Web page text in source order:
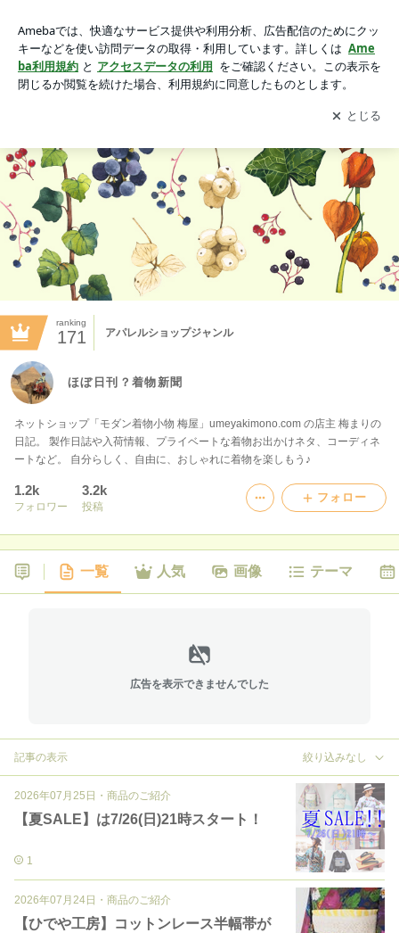
アプリをダウンロードして ブログの更新通知
を受け取りまし
ょう。
開く
ranking
171 アパレルショップジャンル
ほぼ日刊？着物新聞
ネットショップ「モダン着物小物 梅屋」umeyakimono.com の店主 梅まりの
日記。 製作日誌や入荷情報、プライベートな着物お出かけネタ、コーディネ
ートなど。 自分らしく、自由に、おしゃれに着物を楽しもう♪
1.2k
フォロワー
3.2k
投稿
フォロー
一覧 人気 画像 テーマ
広告を表示できませんでした
記事の表示 絞り込みなし
2026年07月25日 ・ 商品のご紹介
【夏SALE】は7/26(日)21時スタート！
1
2026年07月24日 ・ 商品のご紹介
【ひでや工房】コットンレース半幅帯が